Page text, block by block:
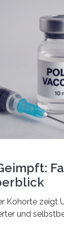
angreifen
um
haben
einer
Die
Projekt…
Kohorte zeigt
und